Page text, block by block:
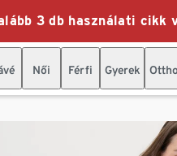
3 db használati
Női Férfi Gyerek